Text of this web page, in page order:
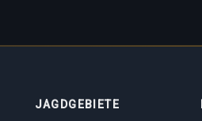
JAGDGEBIETE